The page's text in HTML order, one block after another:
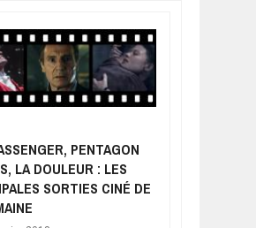
PENTAGON
LA DOULEUR : LES
SORTIES CINÉ DE